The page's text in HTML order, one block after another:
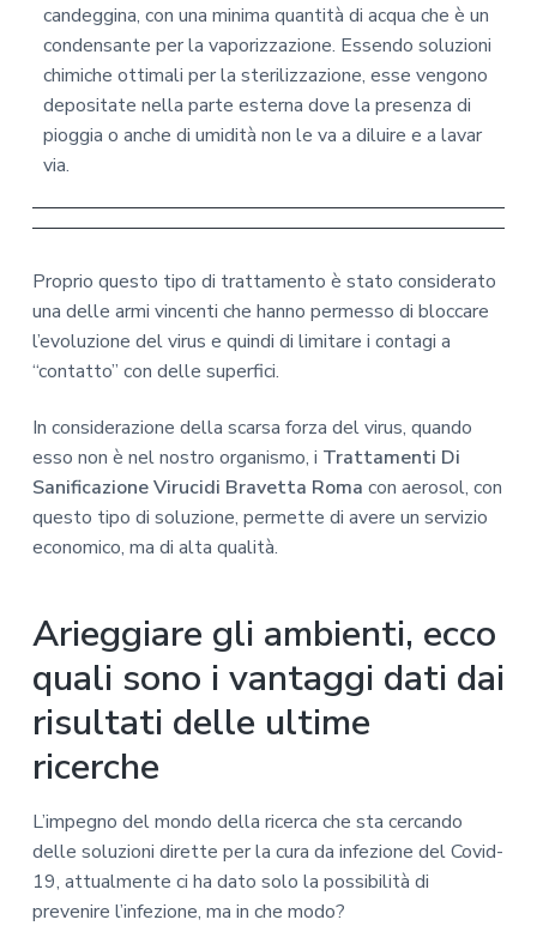
candeggina, con una minima quantità di acqua che è un
condensante per la vaporizzazione. Essendo soluzioni
chimiche ottimali per la sterilizzazione, esse vengono
depositate nella parte esterna dove la presenza di
pioggia o anche di umidità non le va a diluire e a lavar
via.
Proprio questo tipo di trattamento è stato considerato
una delle armi vincenti che hanno permesso di bloccare
l’evoluzione del virus e quindi di limitare i contagi a
“contatto” con delle superfici.
In considerazione della scarsa forza del virus, quando
esso non è nel nostro organismo, i Trattamenti Di
Sanificazione Virucidi Bravetta Roma con aerosol, con
questo tipo di soluzione, permette di avere un servizio
economico, ma di alta qualità.
Arieggiare gli ambienti, ecco
quali sono i vantaggi dati dai
risultati delle ultime
ricerche
L’impegno del mondo della ricerca che sta cercando
delle soluzioni dirette per la cura da infezione del Covid-
19, attualmente ci ha dato solo la possibilità di
prevenire l’infezione, ma in che modo?